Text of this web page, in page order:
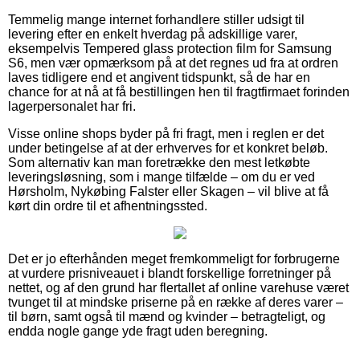
Temmelig mange internet forhandlere stiller udsigt til
levering efter en enkelt hverdag på adskillige varer,
eksempelvis Tempered glass protection film for Samsung
S6, men vær opmærksom på at det regnes ud fra at ordren
laves tidligere end et angivent tidspunkt, så de har en
chance for at nå at få bestillingen hen til fragtfirmaet forinden
lagerpersonalet har fri.
Visse online shops byder på fri fragt, men i reglen er det
under betingelse af at der erhverves for et konkret beløb.
Som alternativ kan man foretrække den mest letkøbte
leveringsløsning, som i mange tilfælde – om du er ved
Hørsholm, Nykøbing Falster eller Skagen – vil blive at få
kørt din ordre til et afhentningssted.
Det er jo efterhånden meget fremkommeligt for forbrugerne
at vurdere prisniveauet i blandt forskellige forretninger på
nettet, og af den grund har flertallet af online varehuse været
tvunget til at mindske priserne på en række af deres varer –
til børn, samt også til mænd og kvinder – betragteligt, og
endda nogle gange yde fragt uden beregning.